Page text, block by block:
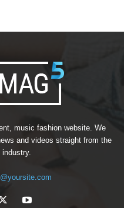
music fashion website. We
and videos straight from the
industry.